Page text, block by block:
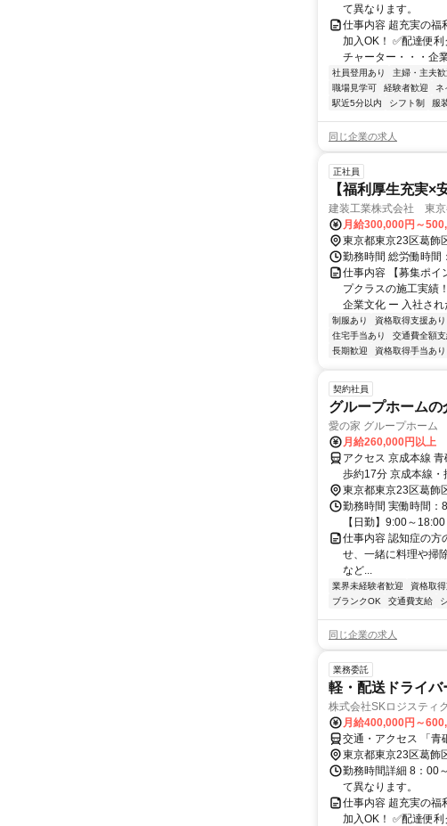
て異なります。
仕事内容 超充実の福
加入OK！ ✅配達便
チャーター・・・企
社員登用あり 主婦・主夫歓
職場見学可
経験者歓迎 ネ
駅近5分以内
シフト制 服
同じ企業の求人
正社員
【福利厚生充実×
建装工業株式会社 東京
月給300,000円～
東京都東京23区葛飾
勤務時間 総労働時間
仕事内容 【募集ポイ
プクラスの施工実績
企業文化 ー 入社さ
制服あり 資格取得支援あり
住宅手当あり
交通費全額
長期歓迎
資格取得手当あり
契約社員
グループホームの
愛の家 グループホーム
月給260,000円以上
アクセス 京成本線
歩約17分 京成本線
東京都東京23区葛飾
勤務時間 実働時間：
【日勤】9:00～
仕事内容 認知症の方
せ、一緒に料理や掃
など...
業界未経験者歓迎 資格取
ブランクOK
交通費支給
同じ企業の求人
業務委託
軽・配送ドライバ
株式会社SKロジスティ
月給400,000円～
交通・アクセス 「青
東京都東京23区葛飾
勤務時間詳細 8：00
て異なります。
仕事内容 超充実の福
加入OK！ ✅配達便